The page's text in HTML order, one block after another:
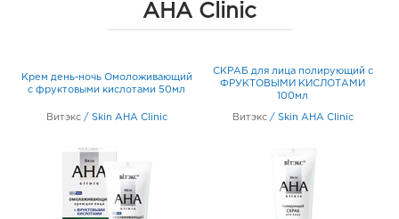
График работы:9:00 - 20:00
308009, Белгородская обл, г Белгород, ул Попова,
д. 36
График работы:
AHA Clinic
Крем день-ночь Омоложивающий
с фруктовыми кислотами 50мл
Витэкс / Skin AHA Clinic
СКРАБ для лица полирующий с
ФРУКТОВЫМИ КИСЛОТАМИ
100мл
Витэкс / Skin AHA Clinic